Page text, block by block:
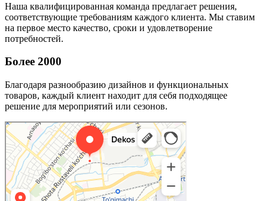
Наша квалифицированная команда предлагает решения,
соответствующие требованиям каждого клиента. Мы ставим
на первое место качество, сроки и удовлетворение
потребностей.
Более 2000
Благодаря разнообразию дизайнов и функциональных
товаров, каждый клиент находит для себя подходящее
решение для мероприятий или сезонов.